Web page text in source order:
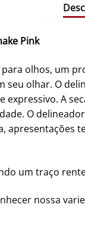
Pink
olhos, um
olhar. O
A
O
apresentações
um traço
nossa